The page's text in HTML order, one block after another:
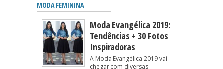
MODA FEMININA
Moda Evangélica 2019:
Tendências + 30 Fotos
Inspiradoras
A Moda Evangélica 2019 vai
chegar com diversas